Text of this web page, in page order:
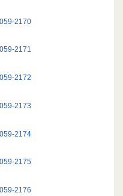
2170
2171
2172
2173
2174
2175
2176